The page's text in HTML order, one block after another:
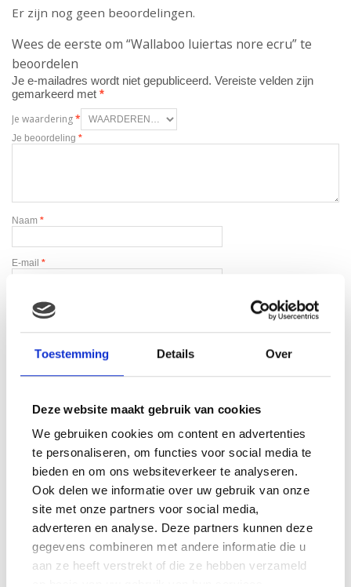
Toestemming Details Over
Deze website maakt gebruik van cookies
We gebruiken cookies om content en advertenties
te personaliseren, om functies voor social media te
bieden en om ons websiteverkeer te analyseren.
Ook delen we informatie over uw gebruik van onze
site met onze partners voor social media,
adverteren en analyse. Deze partners kunnen deze
gegevens combineren met andere informatie die u
aan ze heeft verstrekt of die ze hebben verzameld
Er zijn nog geen beoordelingen.
Wees de eerste om “Wallaboo luiertas nore ecru” te
beoordelen
Je e-mailadres wordt niet gepubliceerd. Vereiste velden zijn
gemarkeerd met *
Je waardering*
Je beoordeling *
Naam *
E-mail *
Gerelateerde producten